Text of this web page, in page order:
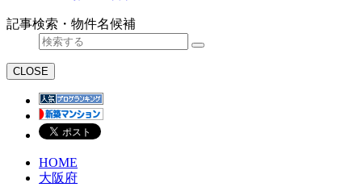
記事検索・物件名候補
CLOSE
HOME
大阪府